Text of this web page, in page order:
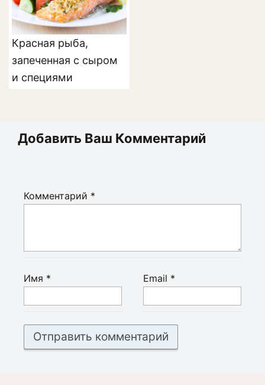
Красная рыба,
запеченная с сыром
и специями
Добавить Ваш Комментарий
Комментарий *
Имя * Email *